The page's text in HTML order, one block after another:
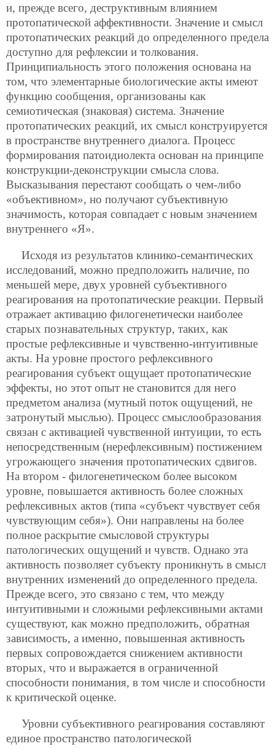
и, прежде всего, деструктивным влиянием
протопатической аффективности. Значение и смысл
протопатических реакций до определенного предела
доступно для рефлексии и толкования.
Принципиальность этого положения основана на
том, что элементарные биологические акты имеют
функцию сообщения, организованы как
семиотическая (знаковая) система. Значение
протопатических реакций, их смысл конструируется
в пространстве внутреннего диалога. Процесс
формирования патоидиолекта основан на принципе
конструкции-деконструкции смысла слова.
Высказывания перестают сообщать о чем-либо
«объективном», но получают субъективную
значимость, которая совпадает с новым значением
внутреннего «Я».
Исходя из результатов клинико-семантических
исследований, можно предположить наличие, по
меньшей мере, двух уровней субъективного
реагирования на протопатические реакции. Первый
отражает активацию филогенетически наиболее
старых познавательных структур, таких, как
простые рефлексивные и чувственно-интуитивные
акты. На уровне простого рефлексивного
реагирования субъект ощущает протопатические
эффекты, но этот опыт не становится для него
предметом анализа (мутный поток ощущений, не
затронутый мыслью). Процесс смыслообразования
связан с активацией чувственной интуиции, то есть
непосредственным (нерефлексивным) постижением
угрожающего значения протопатических сдвигов.
На втором - филогенетическом более высоком
уровне, повышается активность более сложных
рефлексивных актов (типа «субъект чувствует себя
чувствующим себя»). Они направлены на более
полное раскрытие смысловой структуры
патологических ощущений и чувств. Однако эта
активность позволяет субъекту проникнуть в смысл
внутренних изменений до определенного предела.
Прежде всего, это связано с тем, что между
интуитивными и сложными рефлексивными актами
существуют, как можно предположить, обратная
зависимость, а именно, повышенная активность
первых сопровождается снижением активности
вторых, что и выражается в ограниченной
способности понимания, в том числе и способности
к критической оценке.
Уровни субъективного реагирования составляют
единое пространство патологической